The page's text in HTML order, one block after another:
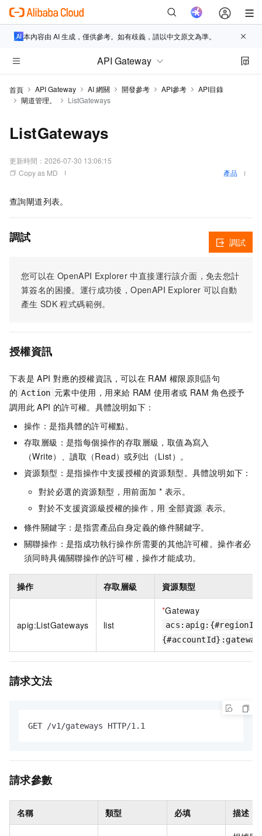
本內容由 AI 生成，僅供參考。如有歧義，請以中文原文為準。
API Gateway
首頁 API Gateway AI 網關 開發參考 API參考
API目錄
閘道管理。
ListGateways
ListGateways
更新時間： 2026-07-30 13:06:15
Copy as MD
產品
查詢閘道列表。
調試
您可以在 OpenAPI Explorer 中直接運行該介面，免去您計
算簽名的困擾。運行成功後，OpenAPI Explorer 可以自動
產生 SDK 程式碼範例。
調試
授權資訊
下表是 API 對應的授權資訊，可以在 RAM 權限原則語句
的 Action 元素中使用，用來給 RAM 使用者或 RAM 角色授予
調用此 API 的許可權。具體說明如下：
操作：是指具體的許可權點。
存取層級：是指每個操作的存取層級，取值為寫入
（Write）、讀取（Read）或列出（List）。
資源類型：是指操作中支援授權的資源類型。具體說明如下：
對於必選的資源類型，用前面加 * 表示。
對於不支援資源級授權的操作，用 全部資源 表示。
條件關鍵字：是指雲產品自身定義的條件關鍵字。
關聯操作：是指成功執行操作所需要的其他許可權。操作者必
須同時具備關聯操作的許可權，操作才能成功。
操作 存取層級 資源類型
apig:ListGateways list
*Gateway
請求文法
GET /v1/gateways HTTP/1.1
請求參數
名稱 類型 必填 描述